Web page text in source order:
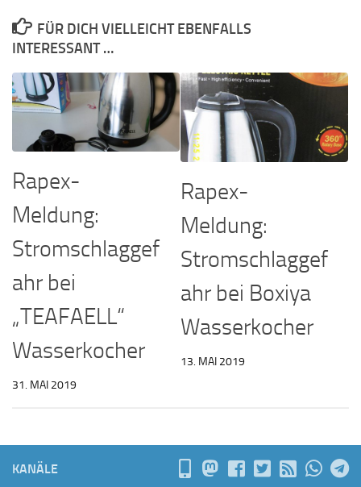
FÜR DICH VIELLEICHT EBENFALLS
INTERESSANT …
Rapex-
Meldung:
Stromschlaggef
ahr bei
„TEAFAELL“
Wasserkocher
31. MAI 2019
Rapex-
Meldung:
Stromschlaggef
ahr bei Boxiya
Wasserkocher
13. MAI 2019
KANÄLE